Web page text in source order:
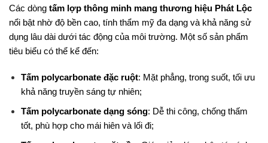
Các dòng tấm lợp thông minh mang thương hiệu Phát Lộc
nổi bật nhờ độ bền cao, tính thẩm mỹ đa dạng và khả năng sử
dụng lâu dài dưới tác động của môi trường. Một số sản phẩm
tiêu biểu có thể kể đến:
Tấm polycarbonate đặc ruột: Mặt phẳng, trong suốt, tối ưu
khả năng truyền sáng tự nhiên;
Tấm polycarbonate dạng sóng: Dễ thi công, chống thấm
tốt, phù hợp cho mái hiên và lối đi;